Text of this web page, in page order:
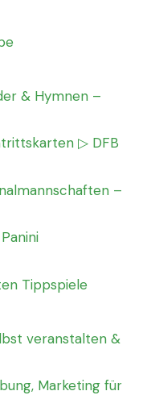
& Hymnen –
▷ DFB
–
Tippspiele
veranstalten &
Marketing für